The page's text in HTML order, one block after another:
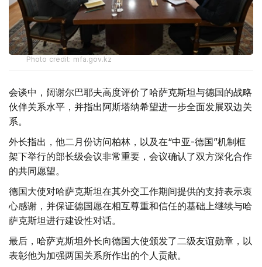
Photo credit: mfa.gov.kz
会谈中，阔谢尔巴耶夫高度评价了哈萨克斯坦与德国的战略
伙伴关系水平，并指出阿斯塔纳希望进一步全面发展双边关
系。
外长指出，他二月份访问柏林，以及在“中亚-德国”机制框
架下举行的部长级会议非常重要，会议确认了双方深化合作
的共同愿望。
德国大使对哈萨克斯坦在其外交工作期间提供的支持表示衷
心感谢，并保证德国愿在相互尊重和信任的基础上继续与哈
萨克斯坦进行建设性对话。
最后，哈萨克斯坦外长向德国大使颁发了二级友谊勋章，以
表彰他为加强两国关系所作出的个人贡献。